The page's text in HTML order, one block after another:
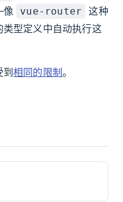
像
vue-router
这种
型定义中自动执行这
相同的限制 。